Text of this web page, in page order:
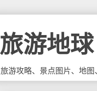
旅游地球
旅游攻略、景点图片、地图